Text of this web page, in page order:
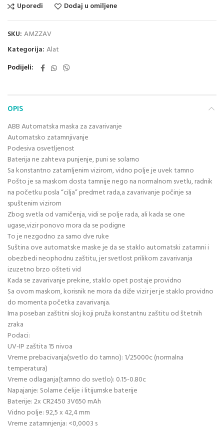
Uporedi Dodaj u omiljene
SKU: AMZZAV
Kategorija: Alat
Podijeli
OPIS
ABB Automatska maska za zavarivanje
Automatsko zatamnjivanje
Podesiva osvetljenost
Baterija ne zahteva punjenje, puni se solarno
Sa konstantno zatamljenim vizirom, vidno polje je uvek tamno
Pošto je sa maskom dosta tamnije nego na normalnom svetlu, radnik
na početku posla “cilja” predmet rada,a zavarivanje počinje sa
spuštenim vizirom
Zbog svetla od varničenja, vidi se polje rada, ali kada se one
ugase,vizir ponovo mora da se podigne
To je nezgodno za samo dve ruke
Suština ove automatske maske je da se staklo automatski zatamni i
obezbedi neophodnu zaštitu, jer svetlost prilikom zavarivanja
izuzetno brzo ošteti vid
Kada se zavarivanje prekine, staklo opet postaje providno
Sa ovom maskom, korisnik ne mora da diže vizir jer je staklo providno
do momenta početka zavarivanja.
Ima poseban zaštitni sloj koji pruža konstantnu zaštitu od štetnih
zraka
Podaci:
UV-IP zaštita 15 nivoa
Vreme prebacivanja(svetlo do tamno): 1/25000c (normalna
temperatura)
Vreme odlaganja(tamno do svetlo): 0.15-0.80c
Napajanje: Solarne ćelije i litijumske baterije
Baterije: 2x CR2450 3V650 mAh
Vidno polje: 92,5 x 42,4 mm
Vreme zatamnjenja: <0,0003 s